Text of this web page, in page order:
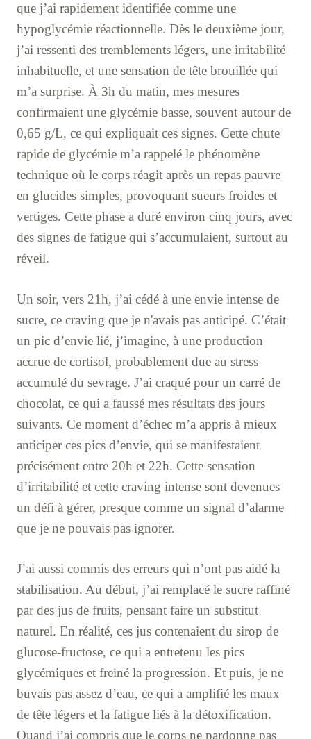
que j’ai rapidement identifiée comme une
hypoglycémie réactionnelle. Dès le deuxième jour,
j’ai ressenti des tremblements légers, une irritabilité
inhabituelle, et une sensation de tête brouillée qui
m’a surprise. À 3h du matin, mes mesures
confirmaient une glycémie basse, souvent autour de
0,65 g/L, ce qui expliquait ces signes. Cette chute
rapide de glycémie m’a rappelé le phénomène
technique où le corps réagit après un repas pauvre
en glucides simples, provoquant sueurs froides et
vertiges. Cette phase a duré environ cinq jours, avec
des signes de fatigue qui s’accumulaient, surtout au
réveil.
Un soir, vers 21h, j’ai cédé à une envie intense de
sucre, ce craving que je n'avais pas anticipé. C’était
un pic d’envie lié, j’imagine, à une production
accrue de cortisol, probablement due au stress
accumulé du sevrage. J’ai craqué pour un carré de
chocolat, ce qui a faussé mes résultats des jours
suivants. Ce moment d’échec m’a appris à mieux
anticiper ces pics d’envie, qui se manifestaient
précisément entre 20h et 22h. Cette sensation
d’irritabilité et cette craving intense sont devenues
un défi à gérer, presque comme un signal d’alarme
que je ne pouvais pas ignorer.
J’ai aussi commis des erreurs qui n’ont pas aidé la
stabilisation. Au début, j’ai remplacé le sucre raffiné
par des jus de fruits, pensant faire un substitut
naturel. En réalité, ces jus contenaient du sirop de
glucose-fructose, ce qui a entretenu les pics
glycémiques et freiné la progression. Et puis, je ne
buvais pas assez d’eau, ce qui a amplifié les maux
de tête légers et la fatigue liés à la détoxification.
Quand j’ai compris que le corps ne pardonne pas